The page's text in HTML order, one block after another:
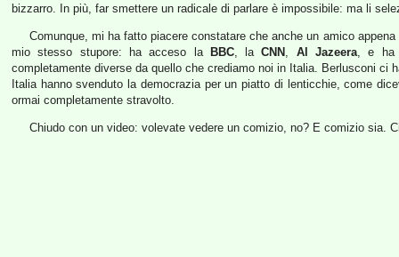
bizzarro. In più, far smettere un radicale di parlare è impossibile: ma li
Comunque, mi ha fatto piacere constatare che anche un amico
mio stesso stupore: ha acceso la BBC, laCNN , Al Jazeera, e ha
completamente diverse da quello che crediamo noi in Italia. Berlusconi ci
Italia hanno svenduto la democrazia per un piatto di lenticchie, come
ormai completamente stravolto.
Chiudo con un video: volevate vedere un comizio, no? E comizio sia.